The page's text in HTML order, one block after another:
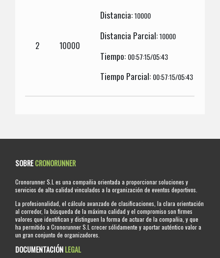
2 10000
Distancia:10000
Distancia Parcial:10000
Tiempo: 00:57:15/05:43
Tiempo Parcial: 00:57:15/05:43
SOBRECRONORUNNER
Cronorunner S.L es una compañia orientada a proporcionar soluciones y
servicios de alta calidad vinculados a la organización de eventos deportivos.
La profesionalidad, el cálculo avanzado de clasificaciones, la clara orientación
al corredor, la búsqueda de la máxima calidad y el compromiso son firmes
valores que identifican y distinguen la forma de actuar de la compañia, y que
ha permitido a Cronorunner S.L crecer sólidamente y aportar auténtico valor a
un gran conjunto de organizadores.
DOCUMENTACIÓNLEGAL